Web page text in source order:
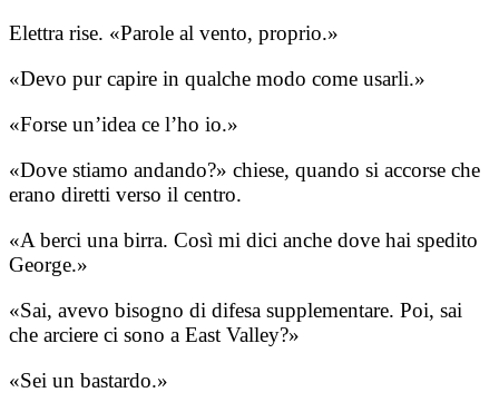
Elettra rise. «Parole al vento, proprio.»
«Devo pur capire in qualche modo come usarli.»
«Forse un’idea ce l’ho io.»
«Dove stiamo andando?» chiese, quando si accorse che
erano diretti verso il centro.
«A berci una birra. Così mi dici anche dove hai spedito
George.»
«Sai, avevo bisogno di difesa supplementare. Poi, sai
che arciere ci sono a East Valley?»
«Sei un bastardo.»